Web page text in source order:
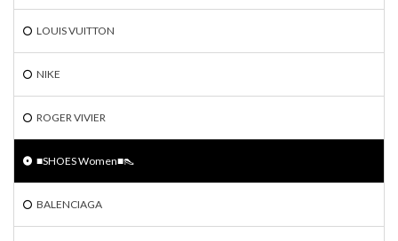
LOUIS VUITTON
NIKE
ROGER VIVIER
■SHOES Women■👠
BALENCIAGA